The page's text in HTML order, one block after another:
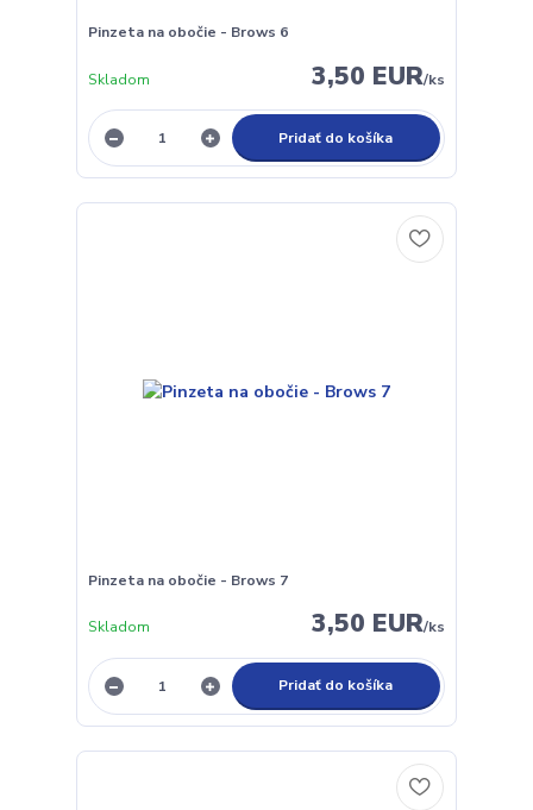
Pinzeta na obočie - Brows 6
3,50 EUR/ks
Skladom
Pridať do košíka
Pinzeta na obočie - Brows 7
3,50 EUR/ks
Skladom
Pridať do košíka